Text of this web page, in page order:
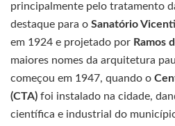
principalmente pelo tratamento
destaque para o Sanatório
em 1924 e projetado por Ramos
maiores nomes da arquitetura
começou em 1947, quando o
(CTA) foi instalado na cidade,
científica e industrial do